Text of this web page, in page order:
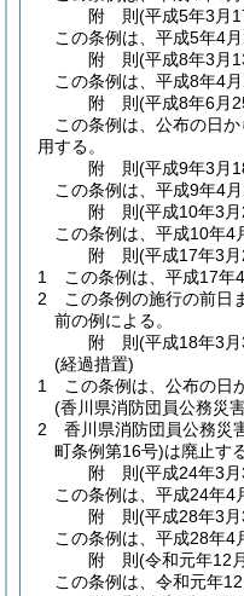
附 則(平成5年3月
この条例は、平成5年4
附 則(平成8年3月
この条例は、平成8年4
附 則(平成8年6月
この条例は、公布の日
用する。
附 則(平成9年3月
この条例は、平成9年4
附 則(平成10年3
この条例は、平成10年4
附 則(平成17年3
1
この条例は、平成17年
2
この条例の施行の前日
前の例による。
附 則(平成18年3
(経過措置)
1
この条例は、公布の日
(香川県消防団員公務災
2
香川県消防団員公務災
町条例第16号)は廃止す
附 則(平成24年3
この条例は、平成24年4
附 則(平成28年3
この条例は、平成28年4
附 則(令和元年12
この条例は、令和元年